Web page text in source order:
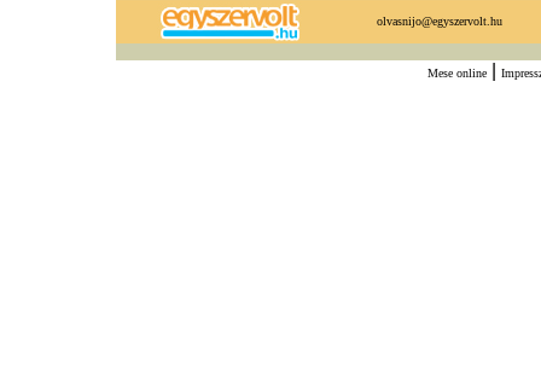
olvasnijo@egyszervolt.hu
Mese online|